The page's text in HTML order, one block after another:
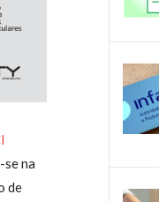
se na
de